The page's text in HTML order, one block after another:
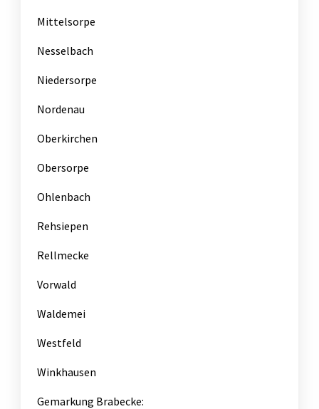
Mittelsorpe
Nesselbach
Niedersorpe
Nordenau
Oberkirchen
Obersorpe
Ohlenbach
Rehsiepen
Rellmecke
Vorwald
Waldemei
Westfeld
Winkhausen
Gemarkung Brabecke: